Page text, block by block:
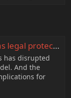
- CHOICE
has disrupted
And the
for